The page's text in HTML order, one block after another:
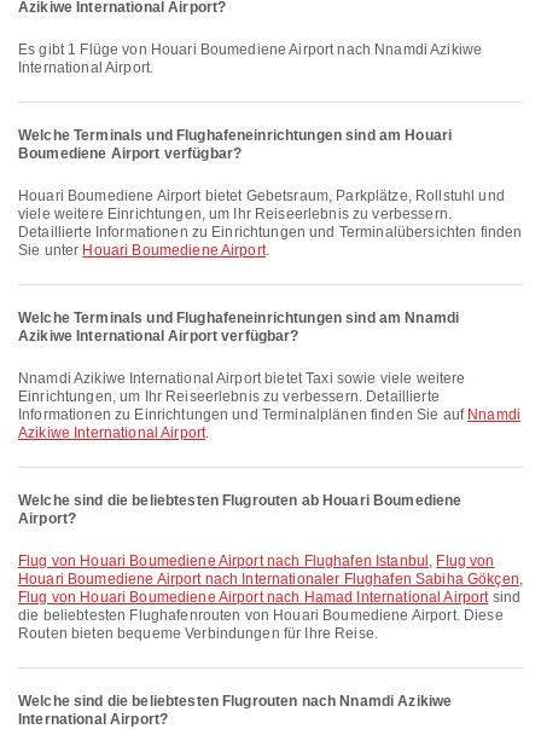
Azikiwe International Airport?
Es gibt 1 Flüge von Houari Boumediene Airport nach Nnamdi Azikiwe
International Airport.
Welche Terminals und Flughafeneinrichtungen sind am Houari
Boumediene Airport verfügbar?
Houari Boumediene Airport bietet Gebetsraum, Parkplätze, Rollstuhl und
viele weitere Einrichtungen, um Ihr Reiseerlebnis zu verbessern.
Detaillierte Informationen zu Einrichtungen und Terminalübersichten finden
Sie unter Houari Boumediene Airport.
Welche Terminals und Flughafeneinrichtungen sind am Nnamdi
Azikiwe International Airport verfügbar?
Nnamdi Azikiwe International Airport bietet Taxi sowie viele weitere
Einrichtungen, um Ihr Reiseerlebnis zu verbessern. Detaillierte
Informationen zu Einrichtungen und Terminalplänen finden Sie auf Nnamdi
Azikiwe International Airport.
Welche sind die beliebtesten Flugrouten ab Houari Boumediene
Airport?
Flug von Houari Boumediene Airport nach Flughafen Istanbul , Flug von
Houari Boumediene Airport nach Internationaler Flughafen Sabiha Gökçen,
Flug von Houari Boumediene Airport nach Hamad International Airportsind
die beliebtesten Flughafenrouten von Houari Boumediene Airport. Diese
Routen bieten bequeme Verbindungen für Ihre Reise.
Welche sind die beliebtesten Flugrouten nach Nnamdi Azikiwe
International Airport?